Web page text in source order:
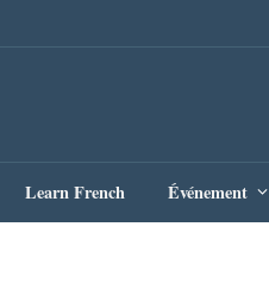
Learn French Événement